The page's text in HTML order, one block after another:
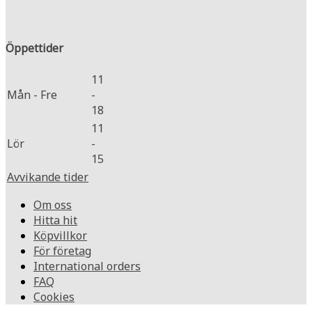
Öppettider
Mån - Fre
11
-
18
Lör
11
-
15
Avvikande tider
Om oss
Hitta hit
Köpvillkor
För företag
International orders
FAQ
Cookies